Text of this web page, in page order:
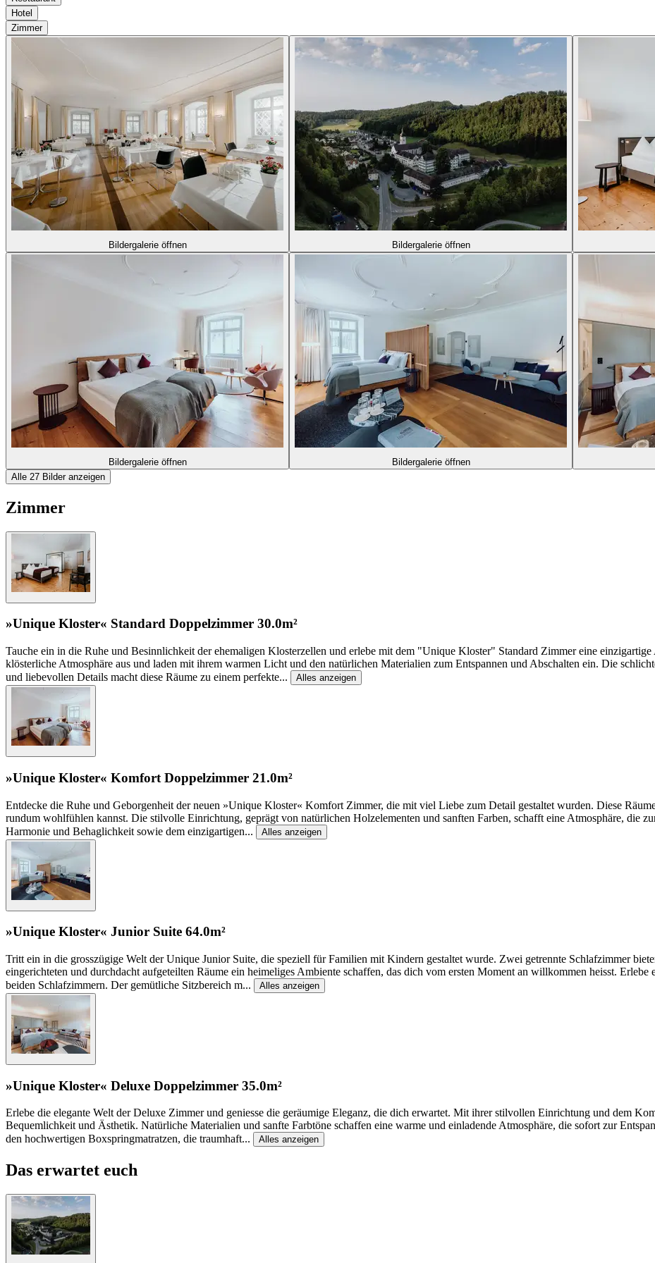
Hotel
Zimmer
Bildergalerie öffnen Bildergalerie öffnen
Bildergalerie öffnen Bildergalerie öffnen
Alle 27 Bilder anzeigen
Zimmer
»Unique Kloster« Standard Doppelzimmer 30.0m²
Tauche ein in die Ruhe und Besinnlichkeit der ehemaligen Klosterzellen und erlebe mit dem "Unique Kloster" Standard Zimmer eine
klösterliche Atmosphäre aus und laden mit ihrem warmen Licht und den natürlichen Materialien zum Entspannen und Abschalten ein. Die
und liebevollen Details macht diese Räume zu einem perfekte... Alles anzeigen
»Unique Kloster« Komfort Doppelzimmer 21.0m²
Entdecke die Ruhe und Geborgenheit der neuen »Unique Kloster« Komfort Zimmer, die mit viel Liebe zum Detail gestaltet wurden. Diese
rundum wohlfühlen kannst. Die stilvolle Einrichtung, geprägt von natürlichen Holzelementen und sanften Farben, schafft eine Atmosphäre, die
Harmonie und Behaglichkeit sowie dem einzigartigen... Alles anzeigen
»Unique Kloster« Junior Suite 64.0m²
Tritt ein in die grosszügige Welt der Unique Junior Suite, die speziell für Familien mit Kindern gestaltet wurde. Zwei getrennte Schlafzimmer
eingerichteten und durchdacht aufgeteilten Räume ein heimeliges Ambiente schaffen, das dich vom ersten Moment an willkommen heisst.
beiden Schlafzimmern. Der gemütliche Sitzbereich m... Alles anzeigen
»Unique Kloster« Deluxe Doppelzimmer 35.0m²
Erlebe die elegante Welt der Deluxe Zimmer und geniesse die geräumige Eleganz, die dich erwartet. Mit ihrer stilvollen Einrichtung und dem
Bequemlichkeit und Ästhetik. Natürliche Materialien und sanfte Farbtöne schaffen eine warme und einladende Atmosphäre, die sofort zur
den hochwertigen Boxspringmatratzen, die traumhaft... Alles anzeigen
Das erwartet euch